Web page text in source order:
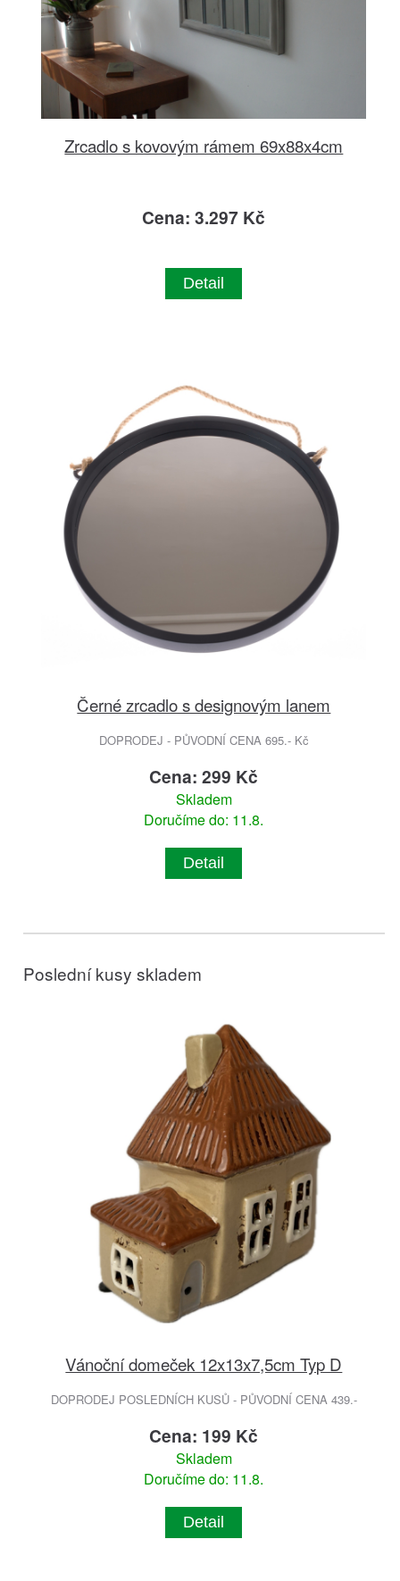
Zrcadlo s kovovým rámem 69x88x4cm
Cena: 3.297 Kč
Detail
Černé zrcadlo s designovým lanem
DOPRODEJ - PŮVODNÍ CENA 695.- Kč
Cena: 299 Kč
Skladem
Doručíme do: 11.8.
Detail
Poslední kusy skladem
Vánoční domeček 12x13x7,5cm Typ D
DOPRODEJ POSLEDNÍCH KUSŮ - PŮVODNÍ CENA 439.-
Cena: 199 Kč
Skladem
Doručíme do: 11.8.
Detail